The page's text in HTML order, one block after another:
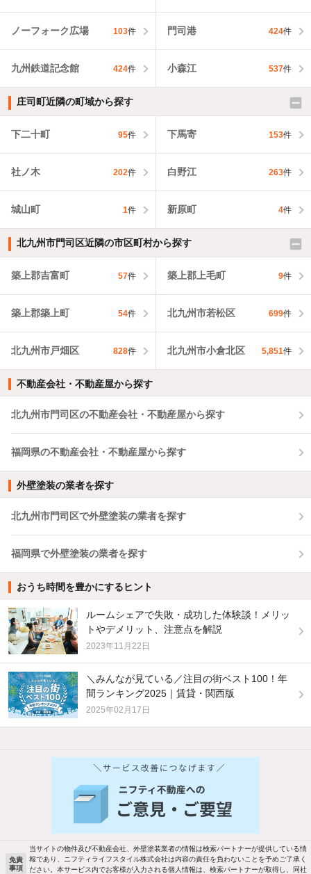
ノーフォーク広場 103件 門司港 424件
九州鉄道記念館 424件 小森江 537件
庄司町近隣の町域から探す
下二十町 95件 下馬寄 153件
社ノ木 202件 白野江 263件
城山町 1件 新原町 4件
北九州市門司区近隣の市区町村から探す
築上郡吉富町 57件 築上郡上毛町 9件
築上郡築上町 54件 北九州市若松区 699件
北九州市戸畑区 828件 北九州市小倉北区 5,851件
不動産会社・不動産屋から探す
北九州市門司区の不動産会社・不動産屋から探す
福岡県の不動産会社・不動産屋から探す
外壁塗装の業者を探す
北九州市門司区で外壁塗装の業者を探す
福岡県で外壁塗装の業者を探す
おうち時間を豊かにするヒント
ルームシェアで失敗・成功した体験談！メリッ
トやデメリット、注意点を解説
2023年11月22日
＼みんなが見ている／注目の街ベスト100！年
間ランキング2025｜賃貸・関西版
2025年02月17日
バス・トイレ別 2階以上
洗濯機置場あり 独立洗面台
免責
事項
当サイトの物件及び不動産会社、外壁塗装業者の情報は検索パートナーが提供している情
報であり、ニフティライフスタイル株式会社は内容の責任を負わないことを予めご了承く
ださい。本サービス内でお客様が入力される個人情報は、検索パートナーが取得し、同社